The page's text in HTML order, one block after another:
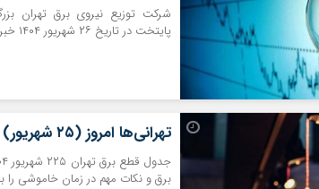
شرکت توزیع نیروی برق تهران
پایتخت در تاریخ ۲۶ شهریور ۱۴۰۴ خبر داد.
تهرانی‌ها امروز (۲۵ شهریور) چه ساعاتی برق ندارند؟+ لینک
برق و نکات مهم در زمان خاموشی را